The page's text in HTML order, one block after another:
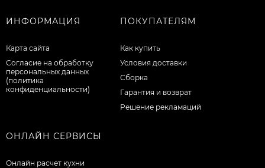
ИНФОРМАЦИЯ
Карта сайта
Согласие на обработку
персональных данных
(политика
конфиденциальности)
ПОКУПАТЕЛЯМ
Как купить
Условия доставки
Сборка
Гарантия и возврат
Решение рекламаций
ОНЛАЙН СЕРВИСЫ
Онлайн расчет кухни